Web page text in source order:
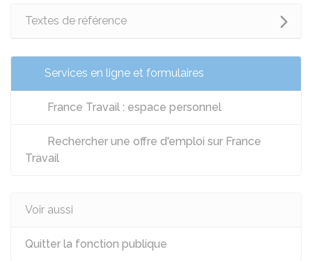
Textes de référence
Services en ligne et formulaires
France Travail : espace personnel
Rechercher une offre d'emploi sur France
Travail
Voir aussi
Quitter la fonction publique